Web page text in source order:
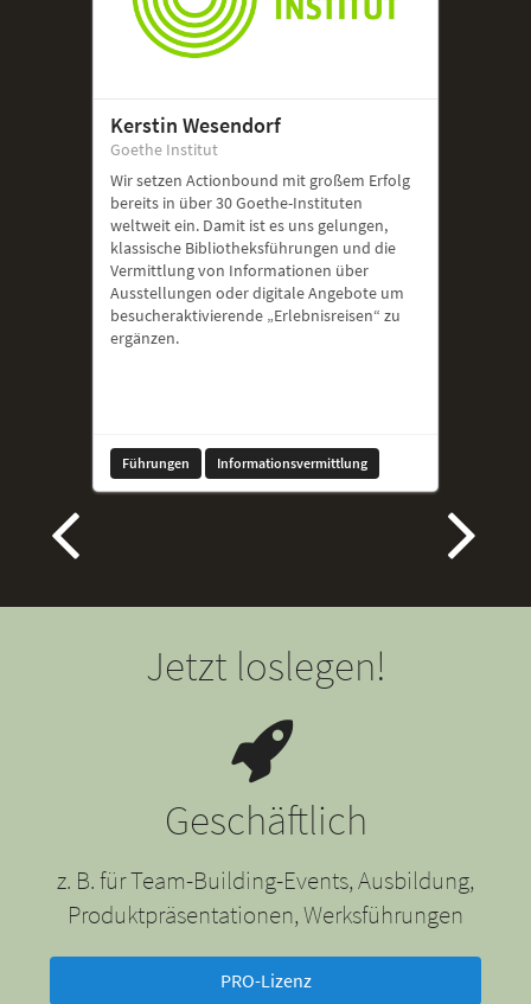
Kerstin Wesendorf
Goethe Institut
Wir setzen Actionbound mit großem Erfolg
bereits in über 30 Goethe-Instituten
weltweit ein. Damit ist es uns gelungen,
klassische Bibliotheksführungen und die
Vermittlung von Informationen über
Ausstellungen oder digitale Angebote um
besucheraktivierende „Erlebnisreisen“ zu
ergänzen.
Führungen Informationsvermittlung
Jetzt loslegen!
Geschäftlich
z. B. für Team-Building-Events, Ausbildung,
Produktpräsentationen, Werksführungen
PRO-Lizenz